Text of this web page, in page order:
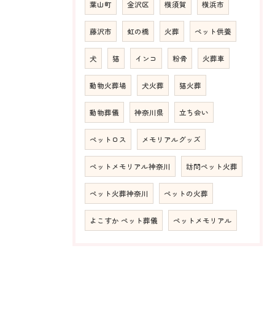
葉山町 金沢区 横須賀 横浜市
藤沢市 虹の橋 火葬 ペット供養
犬 猫 インコ 粉骨 火葬車
動物火葬場 犬火葬 猫火葬
動物葬儀 神奈川県 立ち会い
ペットロス メモリアルグッズ
ペットメモリアル神奈川 訪問ペット火葬
ペット火葬神奈川 ペットの火葬
よこすか ペット葬儀 ペットメモリアル